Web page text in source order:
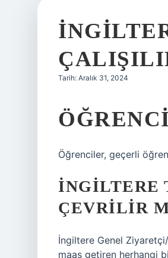
Tarih: Aralık 31, 2024
Öğrenciler, geçerli
İNGILTERE
ÇEVRILIR
İngiltere Genel
maaş getiren herhangi